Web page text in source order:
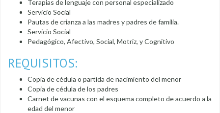
Terapias de lenguaje con personal especializado
Servicio Social
Pautas de crianza a las madres y padres de familia.
Servicio Social
Pedagógico, Afectivo, Social, Motriz, y Cognitivo
REQUISITOS:
Copia de cédula o partida de nacimiento del menor
Copia de cédula de los padres
Carnet de vacunas con el esquema completo de acuerdo a la
edad del menor